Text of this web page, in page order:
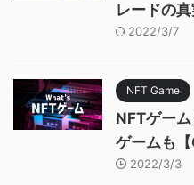
レードの真
2022/3/7
NFT Game
NFTゲー
ゲームも【
2022/3/3